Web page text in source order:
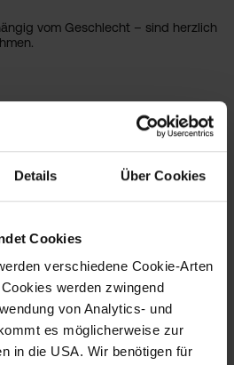
Details Über Cookies
Cookies
verschiedene Cookie-Arten
werden zwingend
von Analytics- und
es möglicherweise zur
in die USA. Wir benötigen für
vom Geschlecht – sind herzlich
- vielen Dank für das große